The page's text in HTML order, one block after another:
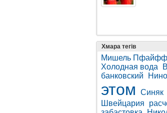
Хмара тегів
Мишель
Холодная вода
банковский
этом Синяк
Швейцария